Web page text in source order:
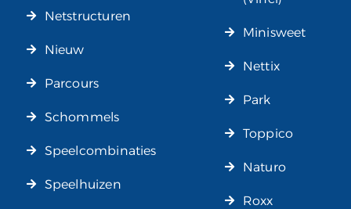
Netstructuren
Nieuw
Parcours
Schommels
Speelcombinaties
Speelhuizen
Minisweet
Nettix
Park
Toppico
Naturo
Roxx